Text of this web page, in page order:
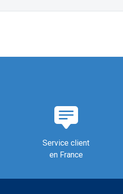
Service client
en France